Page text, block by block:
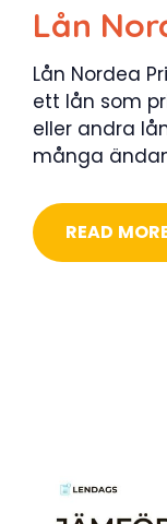
Lån
Lån Nordea
ett lån som
eller andra
många
READ